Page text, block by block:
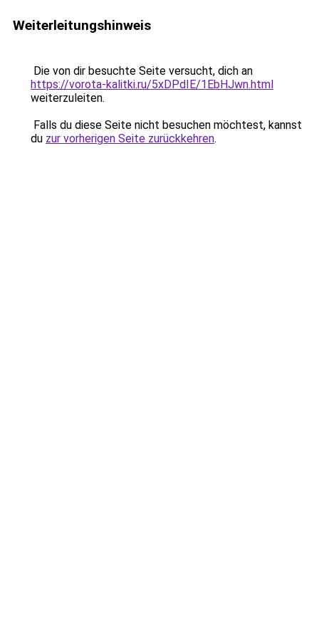
Weiterleitungshinweis
Die von dir besuchte Seite versucht, dich an
https://vorota-kalitki.ru/5xDPdIE/1EbHJwn.html
weiterzuleiten.
Falls du diese Seite nicht besuchen möchtest, kannst
du zur vorherigen Seite zurückkehren.